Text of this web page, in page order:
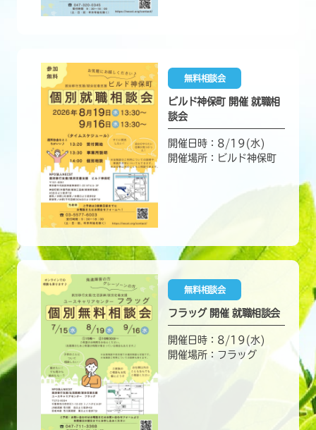
無料相談会
ビルド神保町 開催 就職相
談会
開催日時：8/19(水)
開催場所：ビルド神保町
無料相談会
フラッグ 開催 就職相談会
開催日時：8/19(水)
開催場所：フラッグ